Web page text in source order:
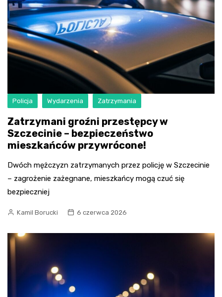
Policja Wydarzenia Zatrzymania
Zatrzymani groźni przestępcy w
Szczecinie – bezpieczeństwo
mieszkańców przywrócone!
Dwóch mężczyzn zatrzymanych przez policję w Szczecinie
– zagrożenie zażegnane, mieszkańcy mogą czuć się
bezpieczniej
Kamil Borucki 6 czerwca 2026